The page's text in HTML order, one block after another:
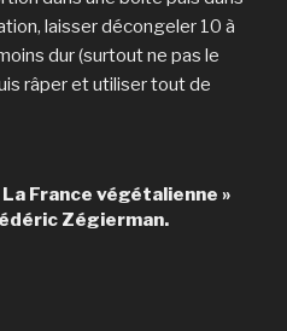
laisser décongeler 10 à
dur (surtout ne pas le
râper et utiliser tout de
France végétalienne »
Zégierman.